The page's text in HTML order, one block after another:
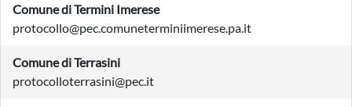
Comune di Termini Imerese
protocollo@pec.comuneterminiimerese.pa.it
Comune di Terrasini
protocolloterrasini@pec.it